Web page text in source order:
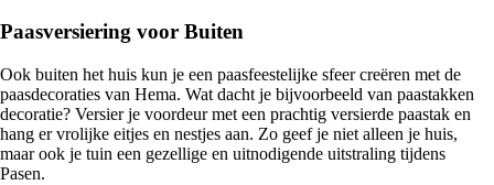
Paasversiering voor Buiten
Ook buiten het huis kun je een paasfeestelijke sfeer creëren met de
paasdecoraties van Hema. Wat dacht je bijvoorbeeld van paastakken
decoratie? Versier je voordeur met een prachtig versierde paastak en
hang er vrolijke eitjes en nestjes aan. Zo geef je niet alleen je huis,
maar ook je tuin een gezellige en uitnodigende uitstraling tijdens
Pasen.